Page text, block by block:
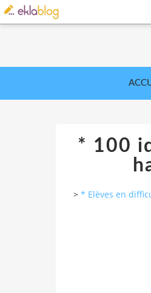
* 100
> * Elèves en